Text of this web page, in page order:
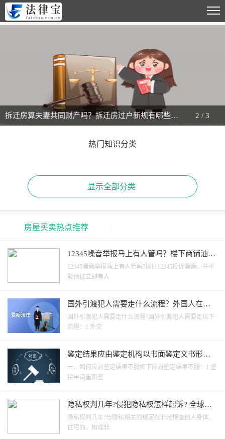
拆迁房算夫妻共同财产吗？拆迁房过户新规有哪些内容？ 今日看点 2 /3
热门知识分类
显示全部分类
房屋买卖热点推荐
12345噪音举报马上有人管吗？楼下商铺油烟
味大到哪投诉？ 当前快播
12345噪音举报马上有人管吗?拨打12345投诉噪音，并不
能保证立即有人
国外引渡犯人需要走什么流程？外国人在中
国犯罪可以引渡回国吗？ 每日速看
国外引渡犯人需要走什么流程?国外引渡犯人需要走以下
流程：1 外交
鉴定结果应由鉴定机构以书面鉴定文书形式
出具并交鉴定委托方吗？ 每日看点
一、如何应对鉴定结果不服如下应对鉴定结果不服：1 坚
持申请重新鉴
隐私权判几年?侵犯隐私权怎样起诉? 全球观
速讯
隐私权判几年?与隐私相关的规定有非法搜查他人身体、
住宅的，构成非